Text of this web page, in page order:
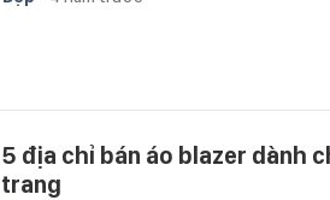
5 địa chỉ bán áo blazer dành
trang